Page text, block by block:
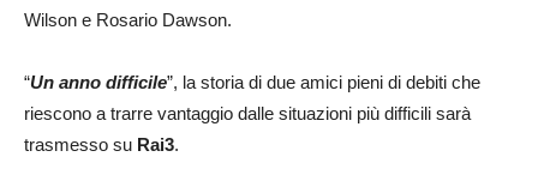
Wilson e Rosario Dawson.
“Un anno difficile”, la storia di due amici pieni di debiti che
riescono a trarre vantaggio dalle situazioni più difficili sarà
trasmesso su Rai3.